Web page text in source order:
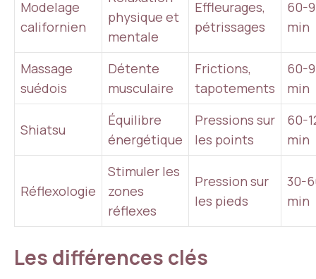
Modelage
californien
physique et
mentale
Effleurages,
pétrissages
60-
min
Massage
suédois
Détente
musculaire
Frictions,
tapotements
60-
min
Shiatsu
Équilibre
énergétique
Pressions sur
les points
60-
min
Réflexologie
Stimuler les
zones
réflexes
Pression sur
les pieds
30-
min
Les différences clés